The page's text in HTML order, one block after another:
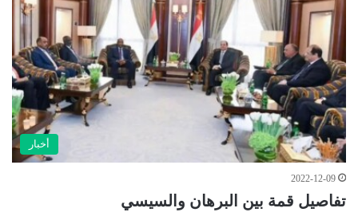
أخبار
2022-12-09
تفاصيل قمة بين البرهان والسيسي